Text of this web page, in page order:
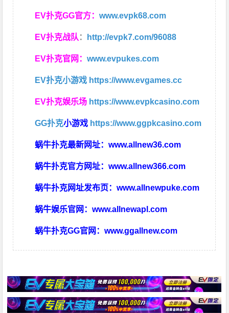
EV扑克GG官方：www.evpk68.com
EV扑克战队 ： http://evpk7.com/96088
EV扑克官网：www.evpukes.com
EV扑克小游戏 https://www.evgames.cc
EV扑克娱乐场 https://www.evpkcasino.com
GG扑克小游戏 https://www.ggpkcasino.com
蜗牛扑克最新网址：www.allnew36.com
蜗牛扑克官方网址：www.allnew366.com
蜗牛扑克网址发布页：www.allnewpuke.com
蜗牛娱乐官网：www.allnewapl.com
蜗牛扑克GG官网：www.ggallnew.com